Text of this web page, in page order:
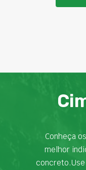
Conheça
melhor